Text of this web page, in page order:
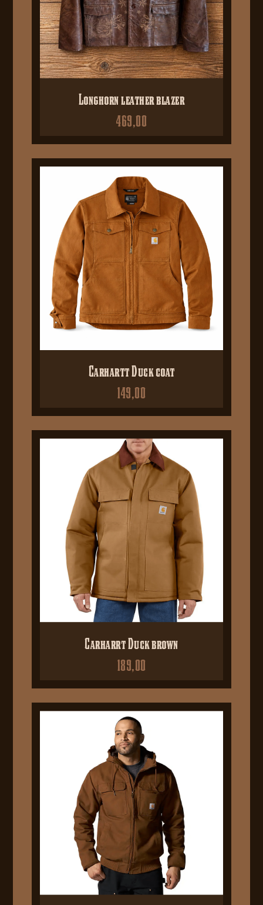
Longhorn leather blazer
469,00
Carhartt Duck coat
149,00
Carharrt Duck brown
189,00